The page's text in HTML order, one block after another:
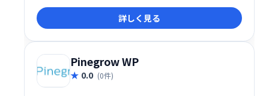
詳しく見る
Pinegrow WP
0.0 (0件)